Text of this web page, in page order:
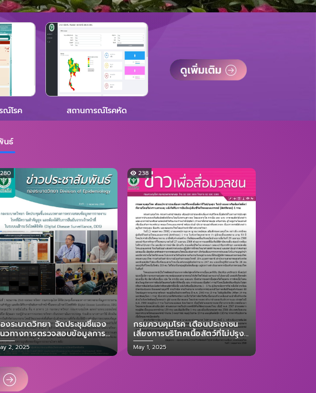
ณ์โรค สถานการณ์โรคหัด
นธ์
280
งระบาดวิทยา จัดประชุมชี้แจง
วทางการตรวจสอบข้อมูลการ
ยงานโรคที่มีความสำคัญสูง
ะต้องได้รับการยืนยันจากเจ้า
DISEASE
DDS)
2, 2025
238
กรมควบคุมโรค เตือนประชาชน
เลี่ยงการบริโภคเนื้อสัตว์ที่ไม่ปรุง
สุก ไม่ชำแหละหรือสัมผัสสัตว์ที่
ตายโดยไม่ทราบสาเหตุ หลังได้รับ
Posted
on
May 1, 2025